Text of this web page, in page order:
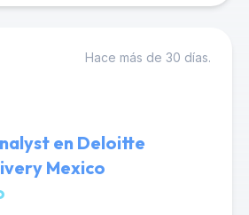
Hace más de 30 días.
en Deloitte
Mexico